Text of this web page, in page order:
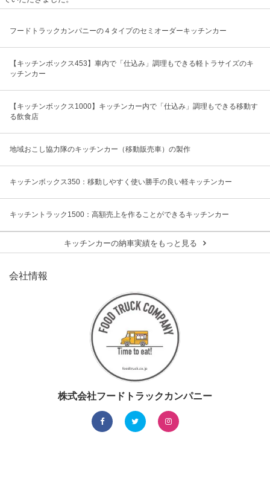
フードトラックカンパニーの４タイプのセミオーダーキッチンカー
【キッチンボックス453】車内で「仕込み」調理もできる軽トラサイズのキ
ッチンカー
【キッチンボックス1000】キッチンカー内で「仕込み」調理もできる移動す
る飲食店
地域おこし協力隊のキッチンカー（移動販売車）の製作
キッチンボックス350：移動しやすく使い勝手の良い軽キッチンカー
キッチントラック1500：高額売上を作ることができるキッチンカー
キッチンカーの納車実績をもっと見る
会社情報
株式会社フードトラックカンパニー